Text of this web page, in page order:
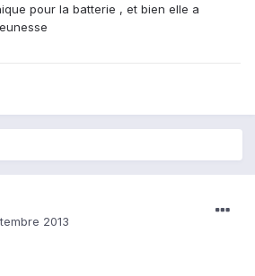
pour la batterie , et bien elle a
2013